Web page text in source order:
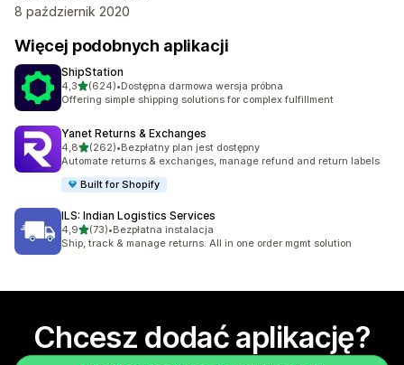
8 październik 2020
Więcej podobnych aplikacji
ShipStation
4,3na 5 gwiazdek
(624)
Łączna liczba recenzji: 624
•Dostępna darmowa wersja próbna
Offering simple shipping solutions for complex fulfillment
Yanet Returns & Exchanges
4,8na 5 gwiazdek
(262)
Łączna liczba recenzji: 262
•Bezpłatny plan jest dostępny
Automate returns & exchanges, manage refund and return labels
Built for Shopify
ILS: Indian Logistics Services
4,9na 5 gwiazdek
(73)
Łączna liczba recenzji: 73
•Bezpłatna instalacja
Ship, track & manage returns. All in one order mgmt solution
Chcesz dodać aplikację?